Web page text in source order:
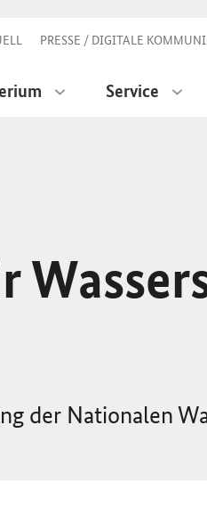
PRESSE / DIGITALE
Service
der Nationalen